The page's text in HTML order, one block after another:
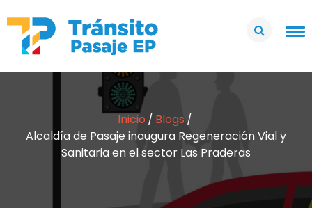
Inicio
Blogs
Alcaldía de Pasaje inaugura Regeneración Vial y
Sanitaria en el sector Las Praderas